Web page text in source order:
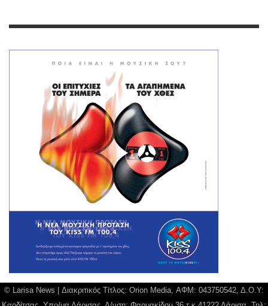
© Larisa News | Διακριτικός Τίτλος: Orion Media, ΑΦΜ: 043750542, Δ.Ο.Υ: